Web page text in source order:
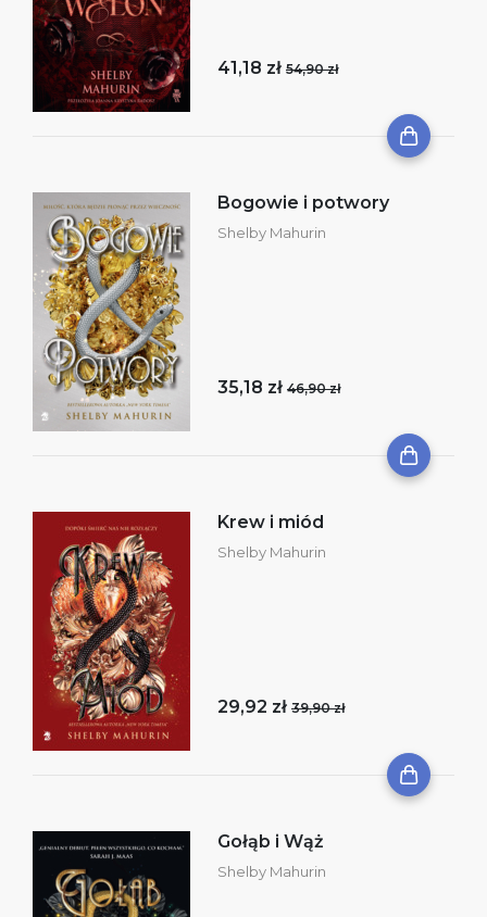
41,18 zł 54,90 zł
Bogowie i potwory
Shelby Mahurin
35,18 zł 46,90 zł
Krew i miód
Shelby Mahurin
29,92 zł 39,90 zł
Gołąb i Wąż
Shelby Mahurin